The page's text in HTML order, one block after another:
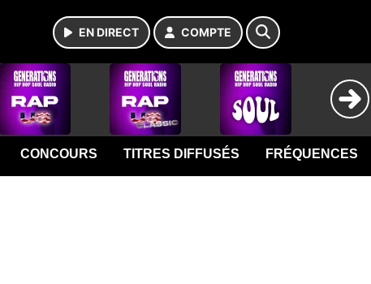
EN DIRECT COMPTE
CONCOURS TITRES DIFFUSÉS FRÉQUENCES